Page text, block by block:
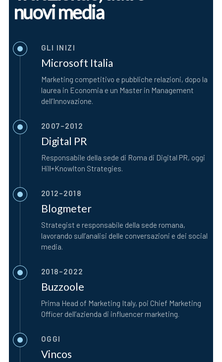
nuovi media
GLI INIZI
Microsoft Italia
Marketing competitivo e pubbliche relazioni, dopo la
laurea in Economia e un Master in Management
dell’Innovazione.
2007–2012
Digital PR
Responsabile della sede di Roma di Digital PR, oggi
Hill+Knowlton Strategies.
2012–2018
Blogmeter
Strategist e responsabile della sede romana,
lavorando sull’analisi delle conversazioni e dei social
media.
2018–2022
Buzzoole
Prima Head of Marketing Italy, poi Chief Marketing
Officer dell’azienda di influencer marketing.
OGGI
Vincos